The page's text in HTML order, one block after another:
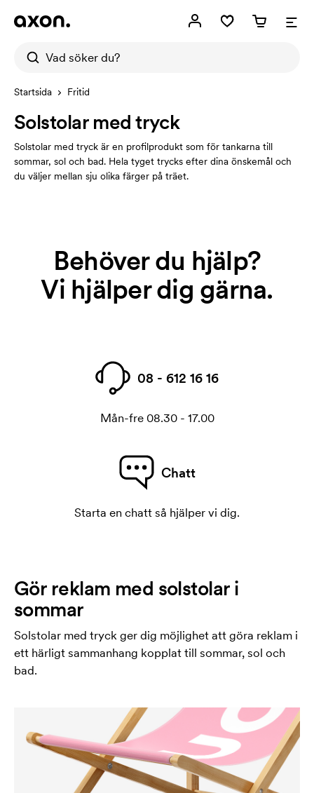
Startsida Fritid
Solstolar med tryck
Solstolar med tryck är en profilprodukt som för tankarna till
sommar, sol och bad. Hela tyget trycks efter dina önskemål och
du väljer mellan sju olika färger på träet.
Behöver du hjälp?
Vi hjälper dig gärna.
08 - 612 16 16
Mån-fre 08.30 - 17.00
Chatt
Starta en chatt så hjälper vi dig.
Gör reklam med solstolar i
sommar
Solstolar med tryck ger dig möjlighet att göra reklam i
ett härligt sammanhang kopplat till sommar, sol och
bad.